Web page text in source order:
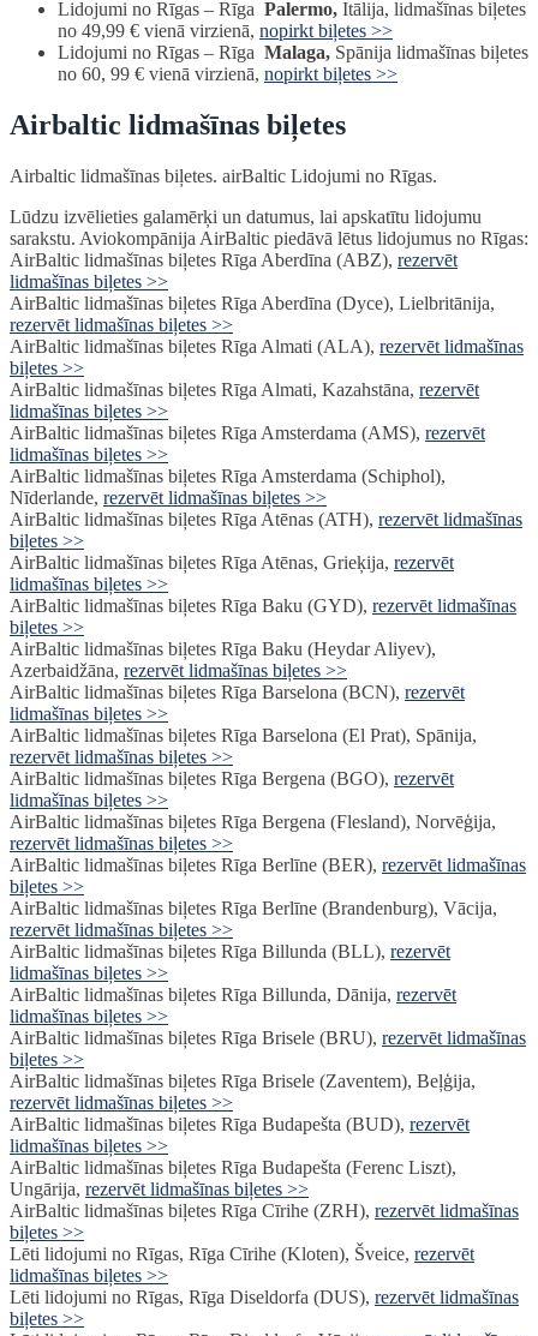
Lidojumi no Rīgas – Rīga Palermo, Itālija, lidmašīnas biļetes
no 49,99 € vienā virzienā, nopirkt biļetes >>
Lidojumi no Rīgas – Rīga Malaga, Spānija lidmašīnas biļetes
no 60, 99 € vienā virzienā, nopirkt biļetes >>
Airbaltic lidmašīnas biļetes
Airbaltic lidmašīnas biļetes. airBaltic Lidojumi no Rīgas.
Lūdzu izvēlieties galamērķi un datumus, lai apskatītu lidojumu
sarakstu. Aviokompānija AirBaltic piedāvā lētus lidojumus no Rīgas:
AirBaltic lidmašīnas biļetes Rīga Aberdīna (ABZ), rezervēt
lidmašīnas biļetes >>
AirBaltic lidmašīnas biļetes Rīga Aberdīna (Dyce), Lielbritānija,
rezervēt lidmašīnas biļetes >>
AirBaltic lidmašīnas biļetes Rīga Almati (ALA), rezervēt lidmašīnas
biļetes >>
AirBaltic lidmašīnas biļetes Rīga Almati, Kazahstāna, rezervēt
lidmašīnas biļetes >>
AirBaltic lidmašīnas biļetes Rīga Amsterdama (AMS), rezervēt
lidmašīnas biļetes >>
AirBaltic lidmašīnas biļetes Rīga Amsterdama (Schiphol),
Nīderlande, rezervēt lidmašīnas biļetes >>
AirBaltic lidmašīnas biļetes Rīga Atēnas (ATH), rezervēt lidmašīnas
biļetes >>
AirBaltic lidmašīnas biļetes Rīga Atēnas, Grieķija, rezervēt
lidmašīnas biļetes >>
AirBaltic lidmašīnas biļetes Rīga Baku (GYD), rezervēt lidmašīnas
biļetes >>
AirBaltic lidmašīnas biļetes Rīga Baku (Heydar Aliyev),
Azerbaidžāna, rezervēt lidmašīnas biļetes >>
AirBaltic lidmašīnas biļetes Rīga Barselona (BCN), rezervēt
lidmašīnas biļetes >>
AirBaltic lidmašīnas biļetes Rīga Barselona (El Prat), Spānija,
rezervēt lidmašīnas biļetes >>
AirBaltic lidmašīnas biļetes Rīga Bergena (BGO), rezervēt
lidmašīnas biļetes >>
AirBaltic lidmašīnas biļetes Rīga Bergena (Flesland), Norvēģija,
rezervēt lidmašīnas biļetes >>
AirBaltic lidmašīnas biļetes Rīga Berlīne (BER), rezervēt lidmašīnas
biļetes >>
AirBaltic lidmašīnas biļetes Rīga Berlīne (Brandenburg), Vācija,
rezervēt lidmašīnas biļetes >>
AirBaltic lidmašīnas biļetes Rīga Billunda (BLL), rezervēt
lidmašīnas biļetes >>
AirBaltic lidmašīnas biļetes Rīga Billunda, Dānija, rezervēt
lidmašīnas biļetes >>
AirBaltic lidmašīnas biļetes Rīga Brisele (BRU), rezervēt lidmašīnas
biļetes >>
AirBaltic lidmašīnas biļetes Rīga Brisele (Zaventem), Beļģija,
rezervēt lidmašīnas biļetes >>
AirBaltic lidmašīnas biļetes Rīga Budapešta (BUD), rezervēt
lidmašīnas biļetes >>
AirBaltic lidmašīnas biļetes Rīga Budapešta (Ferenc Liszt),
Ungārija, rezervēt lidmašīnas biļetes >>
AirBaltic lidmašīnas biļetes Rīga Cīrihe (ZRH), rezervēt lidmašīnas
biļetes >>
Lēti lidojumi no Rīgas, Rīga Cīrihe (Kloten), Šveice, rezervēt
lidmašīnas biļetes >>
Lēti lidojumi no Rīgas, Rīga Diseldorfa (DUS), rezervēt lidmašīnas
biļetes >>